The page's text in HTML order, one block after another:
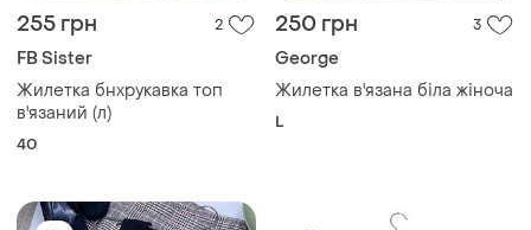
255 грн 2
FB Sister
Жилетка бнхрукавка топ
в'язаний (л)
40
250 грн 3
George
Жилетка в'язана біла жіноча
L